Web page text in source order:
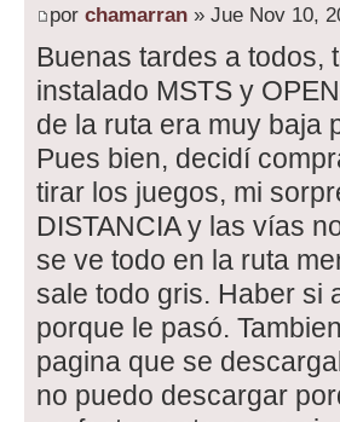
por chamarran » Jue Nov 10,
Buenas tardes a todos,
instalado MSTS y
de la ruta era muy baja
Pues bien, decidí
tirar los juegos, mi
DISTANCIA y las vías
se ve todo en la ruta
sale todo gris. Haber si
porque le pasó.
pagina que se
no puedo descargar